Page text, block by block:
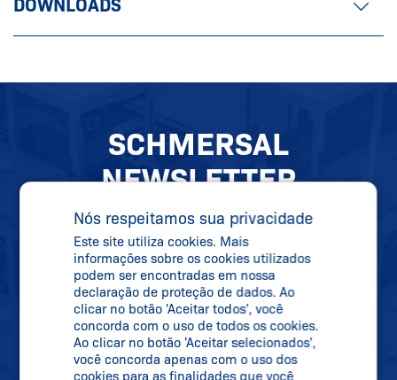
DOWNLOADS
SCHMERSAL
NEWSLETTER
MANTENHA-SE
ATUALIZADO
Se inscreva em nossa newsletter e receba
todas as informações sobre novidades,
datas de feiras e novos produtos
Nós respeitamos sua privacidade
Este site utiliza cookies. Mais
informações sobre os cookies utilizados
podem ser encontradas em nossa
declaração de proteção de dados. Ao
clicar no botão 'Aceitar todos', você
concorda com o uso de todos os cookies.
Ao clicar no botão 'Aceitar selecionados',
você concorda apenas com o uso dos
cookies para as finalidades que você